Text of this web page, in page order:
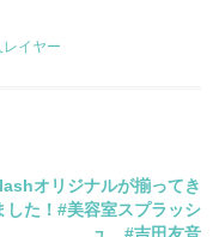
レイヤー
オリジナルが揃ってき
した！#美容室スプラッシ
ュ #吉田友音